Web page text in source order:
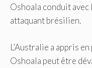
Oshoala conduit
attaquant brésilien.
L’Australie a appris
Oshoala peut être